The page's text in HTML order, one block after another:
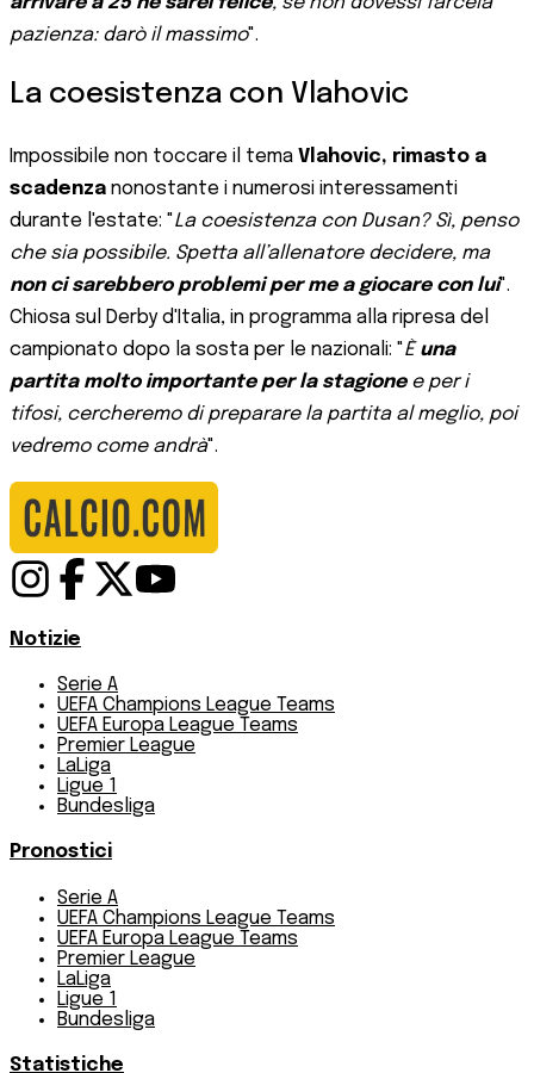
pazienza: darò il massimo".
La coesistenza con Vlahovic
Impossibile non toccare il tema Vlahovic, rimasto a
scadenza nonostante i numerosi interessamenti
durante l'estate: "La coesistenza con Dusan? Sì, penso
che sia possibile. Spetta all’allenatore decidere, ma
non ci sarebbero problemi per me a giocare con lui".
Chiosa sul Derby d'Italia, in programma alla ripresa del
campionato dopo la sosta per le nazionali: "Èuna
partita molto importante per la stagionee per i
tifosi, cercheremo di preparare la partita al meglio, poi
vedremo come andrà".
Notizie
Serie A
UEFA Champions League Teams
UEFA Europa League Teams
Premier League
LaLiga
Ligue 1
Bundesliga
Pronostici
Serie A
UEFA Champions League Teams
UEFA Europa League Teams
Premier League
LaLiga
Ligue 1
Bundesliga
Statistiche